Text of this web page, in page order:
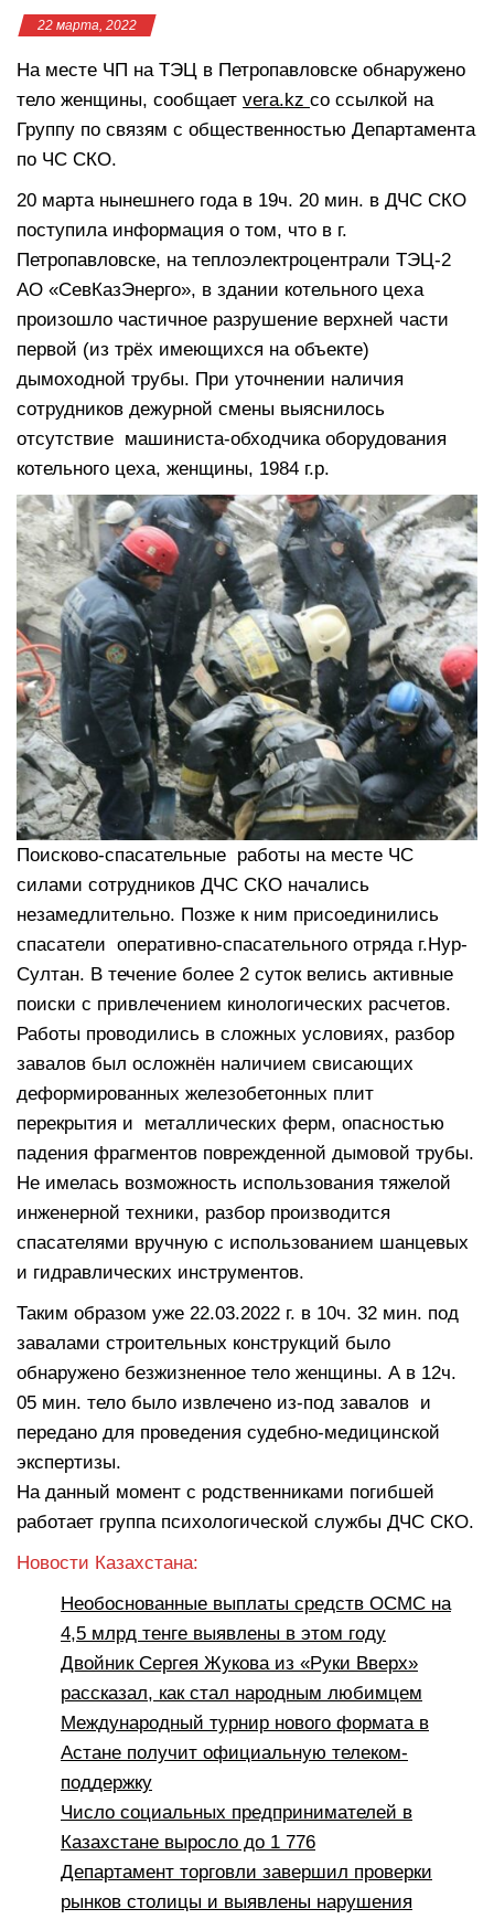
22 марта, 2022
На месте ЧП на ТЭЦ в Петропавловске обнаружено
тело женщины, сообщает vera.kz со ссылкой на
Группу по связям с общественностью Департамента
по ЧС СКО.
20 марта нынешнего года в 19ч. 20 мин. в ДЧС СКО
поступила информация о том, что в г.
Петропавловске, на теплоэлектроцентрали ТЭЦ-2
АО «СевКазЭнерго», в здании котельного цеха
произошло частичное разрушение верхней части
первой (из трёх имеющихся на объекте)
дымоходной трубы. При уточнении наличия
сотрудников дежурной смены выяснилось
отсутствие машиниста-обходчика оборудования
котельного цеха, женщины, 1984 г.р.
Поисково-спасательные работы на месте ЧС
силами сотрудников ДЧС СКО начались
незамедлительно. Позже к ним присоединились
спасатели оперативно-спасательного отряда г.Нур-
Султан. В течение более 2 суток велись активные
поиски с привлечением кинологических расчетов.
Работы проводились в сложных условиях, разбор
завалов был осложнён наличием свисающих
деформированных железобетонных плит
перекрытия и металлических ферм, опасностью
падения фрагментов поврежденной дымовой трубы.
Не имелась возможность использования тяжелой
инженерной техники, разбор производится
спасателями вручную с использованием шанцевых
и гидравлических инструментов.
Таким образом уже 22.03.2022 г. в 10ч. 32 мин. под
завалами строительных конструкций было
обнаружено безжизненное тело женщины. А в 12ч.
05 мин. тело было извлечено из-под завалов и
передано для проведения судебно-медицинской
экспертизы.
На данный момент с родственниками погибшей
работает группа психологической службы ДЧС СКО.
Новости Казахстана:
Необоснованные выплаты средств ОСМС на
4,5 млрд тенге выявлены в этом году
Двойник Сергея Жукова из «Руки Вверх»
рассказал, как стал народным любимцем
Международный турнир нового формата в
Астане получит официальную телеком-
поддержку
Число социальных предпринимателей в
Казахстане выросло до 1 776
Департамент торговли завершил проверки
рынков столицы и выявлены нарушения